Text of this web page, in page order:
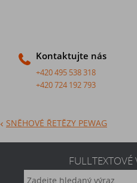
Kontaktujte nás
+420 495 538 318
+420 724 192 793
SNĚHOVÉ ŘETĚZY PEWAG